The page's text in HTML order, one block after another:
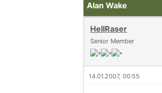
Alan Wake
HellRaser
Senior Member
14.01.2007, 00:55